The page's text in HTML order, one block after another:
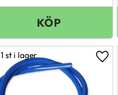
1 st i lager